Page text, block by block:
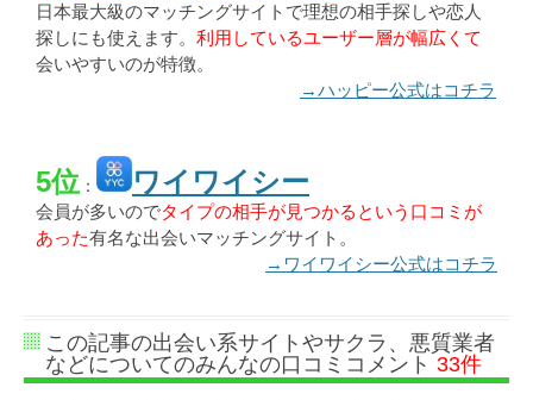
日本最大級のマッチングサイトで理想の相手探しや恋人
探しにも使えます。 利用しているユーザー層が幅広くて
会いやすいのが特徴。
→ハッピー公式はコチラ
5位： ワイワイシー
会員が多いのでタイプの相手が見つかるという口コミが
あった有名な出会いマッチングサイト。
→ワイワイシー公式はコチラ
この記事の出会い系サイトやサクラ、悪質業者
などについてのみんなの口コミコメント 33件